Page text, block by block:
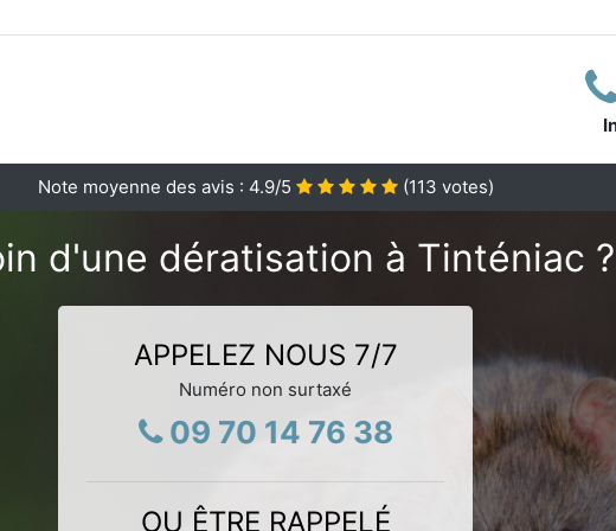
Note moyenne des avis : 4.9/5 (113 votes)
d'une dératisation à Tinténiac ?
APPELEZ NOUS 7/7
Numéro non surtaxé
09 70 14 76 38
OU ÊTRE RAPPELÉ